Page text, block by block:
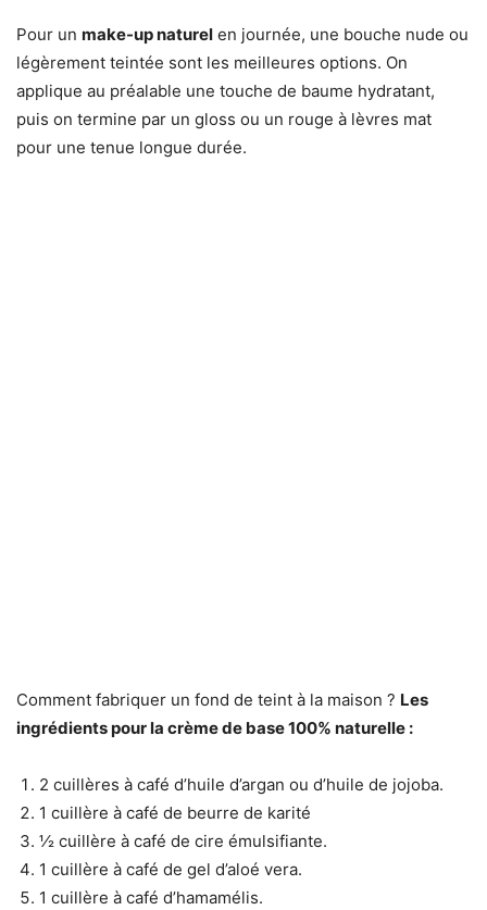
Pour un make-up naturel en journée, une bouche nude ou
légèrement teintée sont les meilleures options. On
applique au préalable une touche de baume hydratant,
puis on termine par un gloss ou un rouge à lèvres mat
pour une tenue longue durée.
Comment fabriquer un fond de teint à la maison ? Les
ingrédients pour la crème de base 100% naturelle :
2 cuillères à café d’huile d’argan ou d’huile de jojoba.
1 cuillère à café de beurre de karité
½ cuillère à café de cire émulsifiante.
1 cuillère à café de gel d’aloé vera.
1 cuillère à café d’hamamélis.